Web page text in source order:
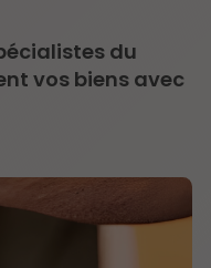
du
vos biens avec